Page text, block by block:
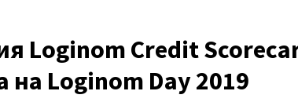
Loginom Credit
на Loginom Day 2019